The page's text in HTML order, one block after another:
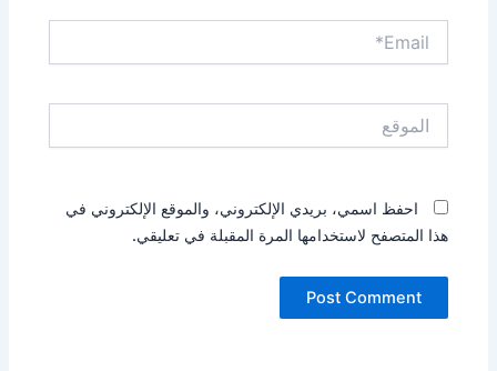
احفظ اسمي، بريدي الإلكتروني، والموقع الإلكتروني في
المتصفح لاستخدامها المرة المقبلة في تعليقي.